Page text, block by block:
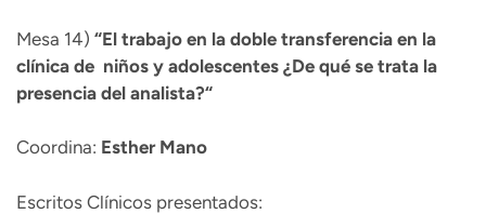
Mesa 14) “El trabajo en la doble transferencia en la
clínica de niños y adolescentes ¿De qué se trata la
presencia del analista?“
Coordina: Esther Mano
Escritos Clínicos presentados: